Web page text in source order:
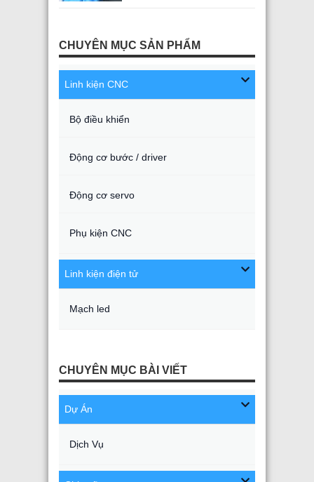
CHUYÊN MỤC SẢN PHẨM
Linh kiện CNC
Bộ điều khiển
Động cơ bước / driver
Động cơ servo
Phụ kiện CNC
Linh kiện điện tử
Mạch led
CHUYÊN MỤC BÀI VIẾT
Dự Án
Dịch Vụ